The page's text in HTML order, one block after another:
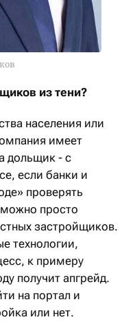
из тени?
населения или
имеет
дольщик - с
если банки и
проверять
можно просто
застройщиков.
технологии,
к примеру
получит апгрейд.
на портал и
или нет.